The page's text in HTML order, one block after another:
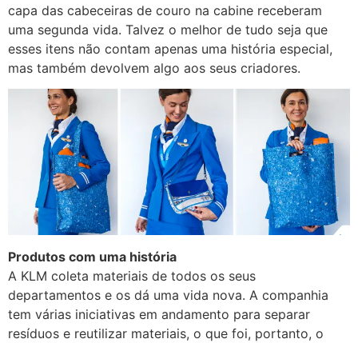
capa das cabeceiras de couro na cabine receberam
uma segunda vida. Talvez o melhor de tudo seja que
esses itens não contam apenas uma história especial,
mas também devolvem algo aos seus criadores.
Produtos com uma história
A KLM coleta materiais de todos os seus
departamentos e os dá uma vida nova. A companhia
tem várias iniciativas em andamento para separar
resíduos e reutilizar materiais, o que foi, portanto, o